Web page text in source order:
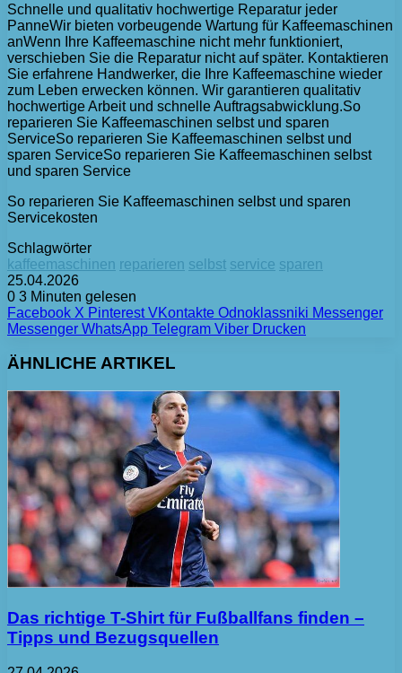
Schnelle und qualitativ hochwertige Reparatur jeder
PanneWir bieten vorbeugende Wartung für Kaffeemaschinen
anWenn Ihre Kaffeemaschine nicht mehr funktioniert,
verschieben Sie die Reparatur nicht auf später. Kontaktieren
Sie erfahrene Handwerker, die Ihre Kaffeemaschine wieder
zum Leben erwecken können. Wir garantieren qualitativ
hochwertige Arbeit und schnelle Auftragsabwicklung.So
reparieren Sie Kaffeemaschinen selbst und sparen
ServiceSo reparieren Sie Kaffeemaschinen selbst und
sparen ServiceSo reparieren Sie Kaffeemaschinen selbst
und sparen Service
So reparieren Sie Kaffeemaschinen selbst und sparen
Servicekosten
Schlagwörter
kaffeemaschinen reparieren selbst service sparen
25.04.2026
0 3 Minuten gelesen
Facebook X Pinterest VKontakte Odnoklassniki Messenger
Messenger WhatsApp Telegram Viber Drucken
ÄHNLICHE ARTIKEL
Das richtige T-Shirt für Fußballfans finden –
Tipps und Bezugsquellen